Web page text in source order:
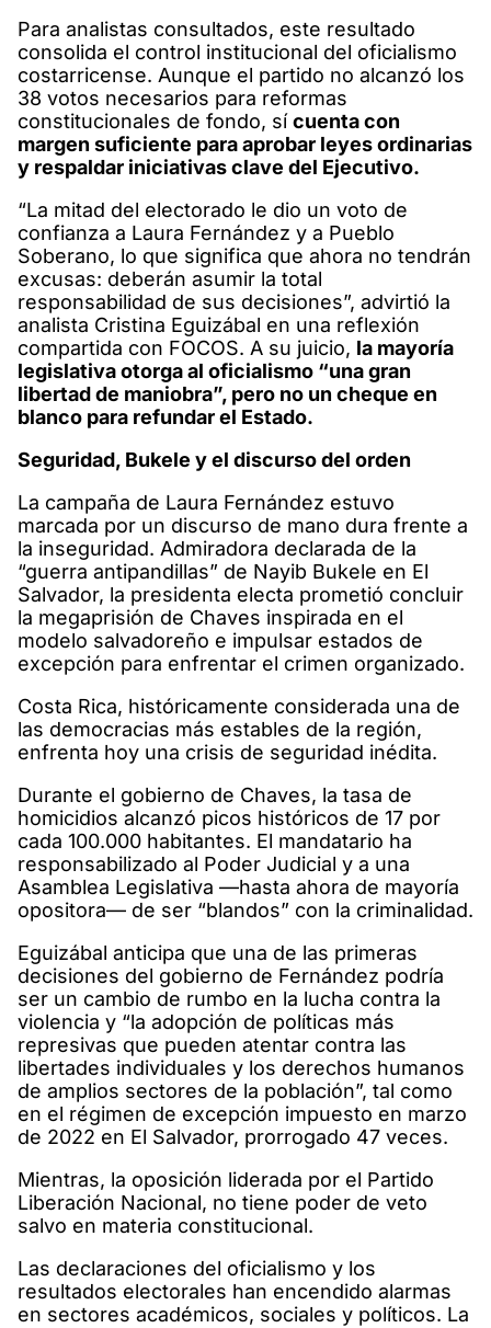
Para analistas consultados, este resultado
consolida el control institucional del oficialismo
costarricense. Aunque el partido no alcanzó los
38 votos necesarios para reformas
constitucionales de fondo, sícuenta con
margen suficiente para aprobar leyes ordinarias
y respaldar iniciativas clave del Ejecutivo.
“La mitad del electorado le dio un voto de
confianza a Laura Fernández y a Pueblo
Soberano, lo que significa que ahora no tendrán
excusas: deberán asumir la total
responsabilidad de sus decisiones”, advirtió la
analista Cristina Eguizábal en una reflexión
compartida con FOCOS. A su juicio, la mayoría
legislativa otorga al oficialismo “una gran
libertad de maniobra”, pero no un cheque en
blanco para refundar el Estado.
Seguridad, Bukele y el discurso del orden
La campaña de Laura Fernández estuvo
marcada por un discurso de mano dura frente a
la inseguridad. Admiradora declarada de la
“guerra antipandillas” de Nayib Bukele en El
Salvador, la presidenta electa prometió concluir
la megaprisión de Chaves inspirada en el
modelo salvadoreño e impulsar estados de
excepción para enfrentar el crimen organizado.
Costa Rica, históricamente considerada una de
las democracias más estables de la región,
enfrenta hoy una crisis de seguridad inédita.
Durante el gobierno de Chaves, la tasa de
homicidios alcanzó picos históricos de 17 por
cada 100.000 habitantes. El mandatario ha
responsabilizado al Poder Judicial y a una
Asamblea Legislativa —hasta ahora de mayoría
opositora— de ser “blandos” con la criminalidad.
Eguizábal anticipa que una de las primeras
decisiones del gobierno de Fernández podría
ser un cambio de rumbo en la lucha contra la
violencia y “la adopción de políticas más
represivas que pueden atentar contra las
libertades individuales y los derechos humanos
de amplios sectores de la población”, tal como
en el régimen de excepción impuesto en marzo
de 2022 en El Salvador, prorrogado 47 veces.
Mientras, la oposición liderada por el Partido
Liberación Nacional, no tiene poder de veto
salvo en materia constitucional.
Las declaraciones del oficialismo y los
resultados electorales han encendido alarmas
en sectores académicos, sociales y políticos. La